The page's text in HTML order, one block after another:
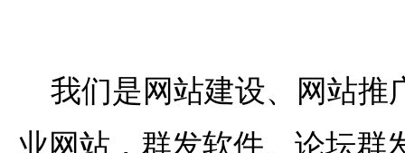
我们是网站建设、网站推
业网站，群发软件、论坛群